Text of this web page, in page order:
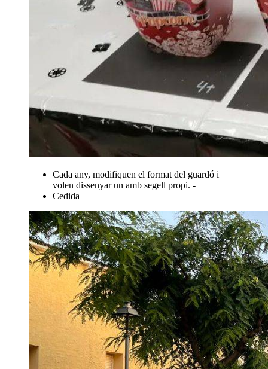
Cada any, modifiquen el format del guardó i
volen dissenyar un amb segell propi. -
Cedida